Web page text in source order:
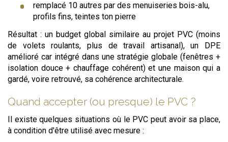
remplacé 10 autres par des menuiseries bois-alu,
profils fins, teintes ton pierre
Résultat : un budget global similaire au projet PVC (moins
de volets roulants, plus de travail artisanal), un DPE
amélioré car intégré dans une stratégie globale (fenêtres +
isolation douce + chauffage cohérent) et une maison qui a
gardé, voire retrouvé, sa cohérence architecturale.
Quand accepter (ou presque) le PVC ?
Il existe quelques situations où le PVC peut avoir sa place,
à condition d'être utilisé avec mesure :